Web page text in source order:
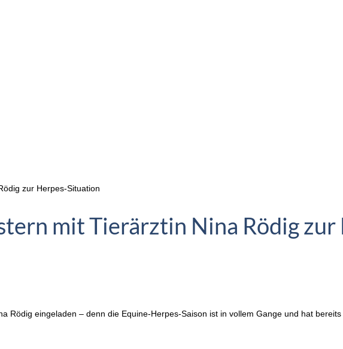
zur Herpes-Situation
mit Tierärztin Nina Rödig
Rödig eingeladen – denn die Equine-Herpes-Saison ist in vollem Gange und hat